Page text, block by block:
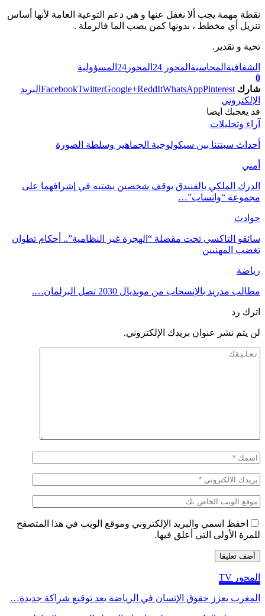
نقطة مهمة يجب ألا نغفل عنها و هي دعم التوعية العامة لأنها أساس
تنزيل أي مخطط ، بدونها كمن يصب الما فالرملة .
تحية و تقدير.
الشفافية المحاسبة المحور 24 المحور24
المسؤولية
0
شارك
FacebookTwitterGoogle+ReddItWhatsAppPinterest
البريد
الإلكتروني
قد يعجبك ايضا
آراء وتحليلات
أحداث سبتتنا بين سيكولوجية الجماهير وسلطة الصورة
أمني
الدرك الملكي بالفنيدق يوقف شخصين يشتبه في إشرافهما على
مجموعة “واتساب”…
حوادث
سائقو التاكسي تحت مقصلة “الهجرة غير النظامية”.. أحكام تطوان
تغضب المهنيين
رياضة
مطالب مدريد بالإنسحاب من مونديال 2030 تصل البرلمان….
اترك رد
لن يتم نشر عنوان بريدك الإلكتروني.
احفظ اسمي والبريد الإلكتروني وموقع الويب في هذا المتصفح
للمرة الأولى التي أعلق فيها.
المحور TV
المغرب يعزز حقوق الإنسان في الرياضة بعد توقيع شراكة جديدة…